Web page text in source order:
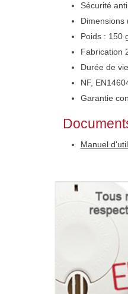
Sécurité
Dimensions
Poids : 150
Fabrication
Durée de
NF,
Garantie
Manuel